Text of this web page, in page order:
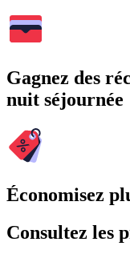
Gagnez des
nuit séjournée
Économisez
Consultez les